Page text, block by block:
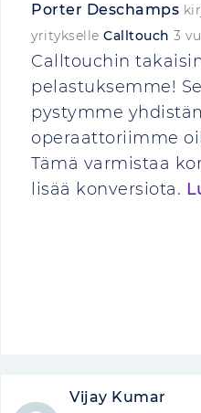
Porter Deschamps
yritykselle Calltouch 3
Calltouchin
pelastuksemme!
pystymme
operaattoriimme
Tämä varmistaa
lisää konversiota.
Vijay Kumar